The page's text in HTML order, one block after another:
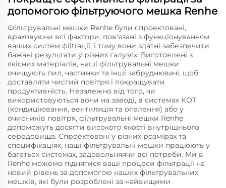
допомогою фільтруючого мешка Renhe
Фільтрувальні мешки Renhe були спроектовані,
враховуючи всі фактори, пов'язані з функціонуванням
ваших систем фіltraції, і тому вони здатні забезпечити
бажані результати у різних галузях. Виготовлені з
якісних матеріалів, наші фільтрувальні мешки
очищують пил, частинки та інші забруднювачі, щоб
доставляти чистий повітря і покращувати
продуктивність. Незалежно від того, чи
використовуються вони на заводі, в системах КОТ
(кондиціювання, вентиляція та опалення) або у
очисників повітря, фільтрувальні мешки Renhe
допоможуть досягти високого якості внутрішнього
середовища. Спроектовані у різних розмірах та
специфікаціях, наші фільтрувальні мешки працюють у
багатьох системах, задовольняячи всі потреби. Ми в
Renhe можемо піднятися ваші процеси фільтрації на
новий рівень за допомогою наших фільтрувальних
мешків, які були розроблені за найвищими